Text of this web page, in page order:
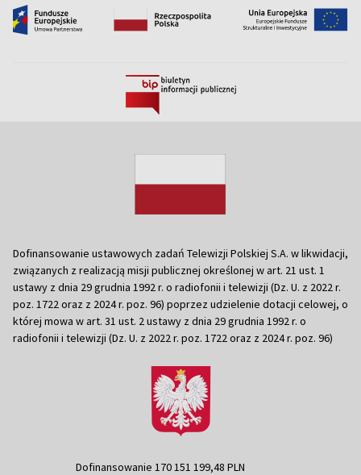
Dofinansowanie ustawowych zadań Telewizji Polskiej S.A. w likwidacji,
związanych z realizacją misji publicznej określonej w art. 21 ust. 1
ustawy z dnia 29 grudnia 1992 r. o radiofonii i telewizji (Dz. U. z 2022 r.
poz. 1722 oraz z 2024 r. poz. 96) poprzez udzielenie dotacji celowej, o
której mowa w art. 31 ust. 2 ustawy z dnia 29 grudnia 1992 r. o
radiofonii i telewizji (Dz. U. z 2022 r. poz. 1722 oraz z 2024 r. poz. 96)
Dofinansowanie 170 151 199,48 PLN